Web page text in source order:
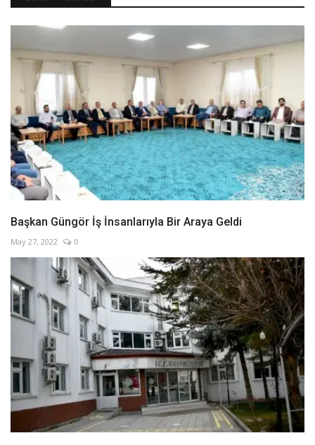
Başkan Güngör İş İnsanlarıyla Bir Araya Geldi
May 27, 2022 0